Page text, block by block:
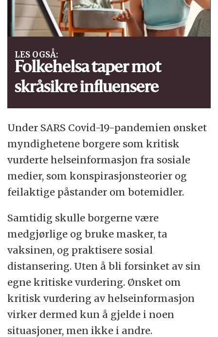
LES OGSÅ:
Folkehelsa taper mot
skråsikre influensere
Under SARS Covid-19-pandemien ønsket
myndighetene borgere som kritisk
vurderte helseinformasjon fra sosiale
medier, som konspirasjonsteorier og
feilaktige påstander om botemidler.
Samtidig skulle borgerne være
medgjørlige og bruke masker, ta
vaksinen, og praktisere sosial
distansering. Uten å bli forsinket av sin
egne kritiske vurdering. Ønsket om
kritisk vurdering av helseinformasjon
virker dermed kun å gjelde i noen
situasjoner, men ikke i andre.